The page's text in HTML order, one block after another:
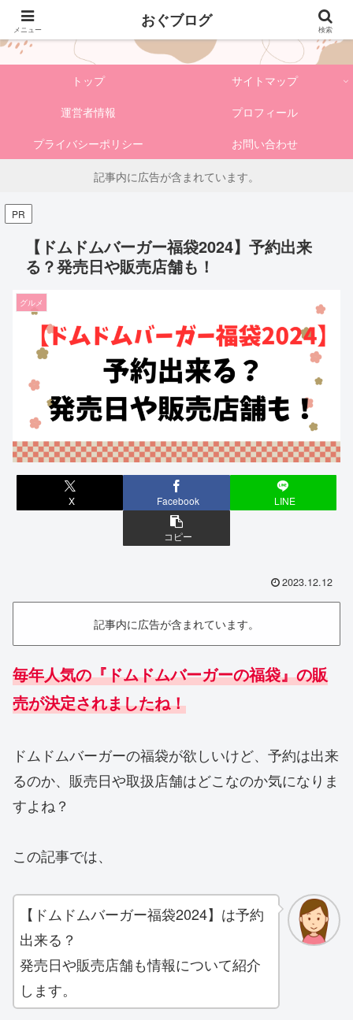
おぐブログ
トップ
サイトマップ
運営者情報
プロフィール
プライバシーポリシー
お問い合わせ
記事内に広告が含まれています。
PR
【ドムドムバーガー福袋2024】予約出来
る？発売日や販売店舗も！
グルメ
X Facebook LINE
コピー
2023.12.12
記事内に広告が含まれています。
毎年人気の『ドムドムバーガーの福袋』の販
売が決定されましたね！
ドムドムバーガーの福袋が欲しいけど、予約は出来
るのか、販売日や取扱店舗はどこなのか気になりま
すよね？
この記事では、
【ドムドムバーガー福袋2024】は予約
出来る？
発売日や販売店舗も情報について紹介
します。
メニュー おぐブログ 検索